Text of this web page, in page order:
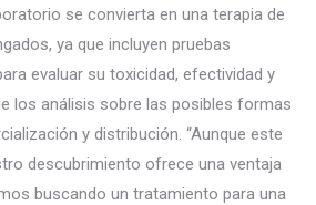
se convierta en una terapia de
ya que incluyen pruebas
evaluar su toxicidad, efectividad y
los análisis sobre las posibles formas
y distribución. “Aunque este
descubrimiento ofrece una ventaja
buscando un tratamiento para una